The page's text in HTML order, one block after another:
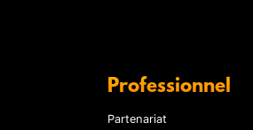
Professionnel
Partenariat